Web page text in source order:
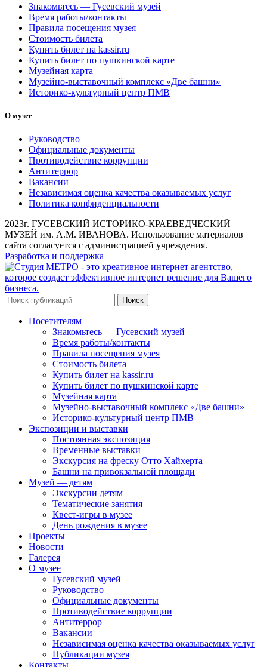
Знакомьтесь — Гусевский музей
Время работы/контакты
Правила посещения музея
Стоимость билета
Купить билет на kassir.ru
Купить билет по пушкинской карте
Музейная карта
Музейно-выставочный комплекс «Две башни»
Историко-культурный центр ПМВ
О музее
Руководство
Официальные документы
Противодействие коррупции
Антитеррор
Вакансии
Независимая оценка качества оказываемых услуг
Политика конфиденциальности
2023г. ГУСЕВСКИЙ ИСТОРИКО-КРАЕВЕДЧЕСКИЙ
МУЗЕЙ им. А.М. ИВАНОВА. Использование материалов
сайта согласуется с администрацией учреждения.
Разработка и поддержка
Поиск
Посетителям
Знакомьтесь — Гусевский музей
Время работы/контакты
Правила посещения музея
Стоимость билета
Купить билет на kassir.ru
Купить билет по пушкинской карте
Музейная карта
Музейно-выставочный комплекс «Две башни»
Историко-культурный центр ПМВ
Экспозиции и выставки
Постоянная экспозиция
Временные выставки
Экскурсия на фреску Отто Хайхерта
Башни на привокзальной площади
Музей — детям
Экскурсии детям
Тематические занятия
Квест-игры в музее
День рождения в музее
Проекты
Новости
Галерея
О музее
Гусевский музей
Руководство
Официальные документы
Противодействие коррупции
Антитеррор
Вакансии
Независимая оценка качества оказываемых услуг
Публикации музея